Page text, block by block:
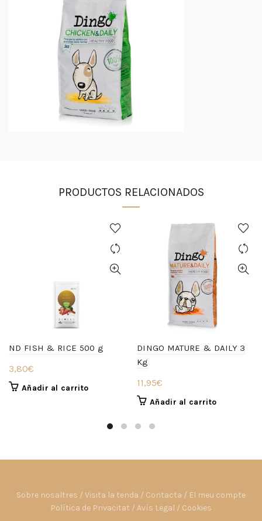
PRODUCTOS RELACIONADOS
ND FISH & RICE 500 g
3,80€
Añadir al carrito
DINGO MATURE & DAILY 3
Kg
11,95€
Añadir al carrito
Sobre nosaltres / Visita la tenda / Contacta / El meu compte
Política de Privacitat / Avís Legal / Cookies